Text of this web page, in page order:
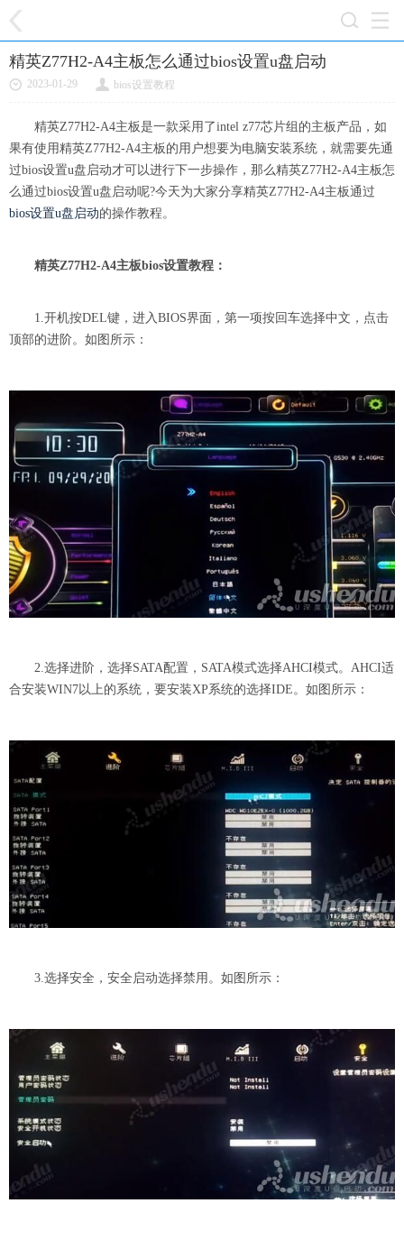
精英Z77H2-A4主板怎么通过bios设置u盘启动
2023-01-29 bios设置教程
精英Z77H2-A4主板是一款采用了intel z77芯片组的主板产品，如
果有使用精英Z77H2-A4主板的用户想要为电脑安装系统，就需要先通
过bios设置u盘启动才可以进行下一步操作，那么精英Z77H2-A4主板怎
么通过bios设置u盘启动呢?今天为大家分享精英Z77H2-A4主板通过
bios设置u盘启动的操作教程。
精英Z77H2-A4主板bios设置教程：
1.开机按DEL键，进入BIOS界面，第一项按回车选择中文，点击
顶部的进阶。如图所示：
2.选择进阶，选择SATA配置，SATA模式选择AHCI模式。AHCI适
合安装WIN7以上的系统，要安装XP系统的选择IDE。如图所示：
3.选择安全，安全启动选择禁用。如图所示：